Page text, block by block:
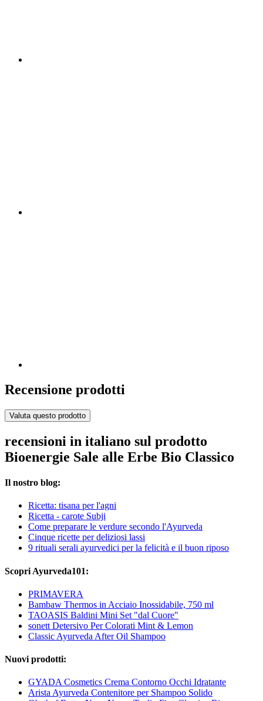
Recensione prodotti
Valuta questo prodotto
recensioni in italiano sul prodotto
Bioenergie Sale alle Erbe Bio Classico
Il nostro blog:
Ricetta: tisana per l'agni
Ricetta - carote Subji
Come preparare le verdure secondo l'Ayurveda
Cinque ricette per deliziosi lassi
9 rituali serali ayurvedici per la felicità e il buon riposo
Scopri Ayurveda101:
PRIMAVERA
Bambaw Thermos in Acciaio Inossidabile, 750 ml
TAOASIS Baldini Mini Set "dal Cuore"
sonett Detersivo Per Colorati Mint & Lemon
Classic Ayurveda After Oil Shampoo
Nuovi prodotti:
GYADA Cosmetics Crema Contorno Occhi Idratante
Arista Ayurveda Contenitore per Shampoo Solido